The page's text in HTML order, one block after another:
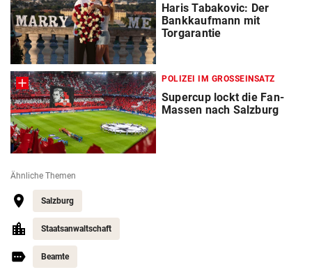
Haris Tabakovic: Der
Bankkaufmann mit
Torgarantie
POLIZEI IM GROSSEINSATZ
Supercup lockt die Fan-
Massen nach Salzburg
Ähnliche Themen
Salzburg
Staatsanwaltschaft
Beamte